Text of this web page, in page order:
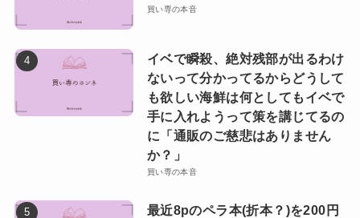
買い専の本音
イベで瞬殺、絶対残部が出るわけ
ないって分かってるからどうして
も欲しい海鮮は何としてもイベで
手に入れようって策を講じてるの
に「通販のご慈悲はありません
か？」
買い専の本音
最近8pのペラ本(折本？)を200円